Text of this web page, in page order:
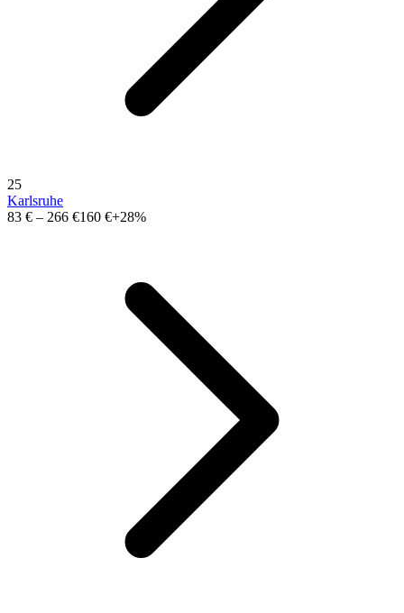
25
Karlsruhe
83 € – 266 €160 €+28%